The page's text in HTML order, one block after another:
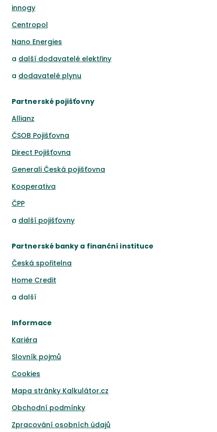
innogy
Centropol
Nano Energies
a další dodavatelé elektřiny
a dodavatelé plynu
Partnerské pojišťovny
Allianz
ČSOB Pojišťovna
Direct Pojišťovna
Generali Česká pojišťovna
Kooperativa
ČPP
a další pojišťovny
Partnerské banky a finanční instituce
Česká spořitelna
Home Credit
a další
Informace
Kariéra
Slovník pojmů
Cookies
Mapa stránky Kalkulátor.cz
Obchodní podmínky
Zpracování osobních údajů